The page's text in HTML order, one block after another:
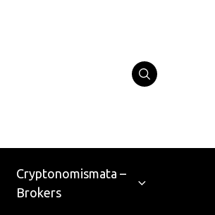
Cryptonomismata –
Brokers